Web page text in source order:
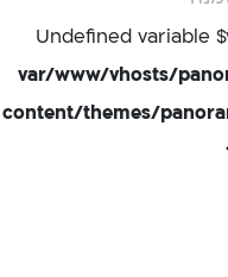
/var/www/vhosts/
content/themes/